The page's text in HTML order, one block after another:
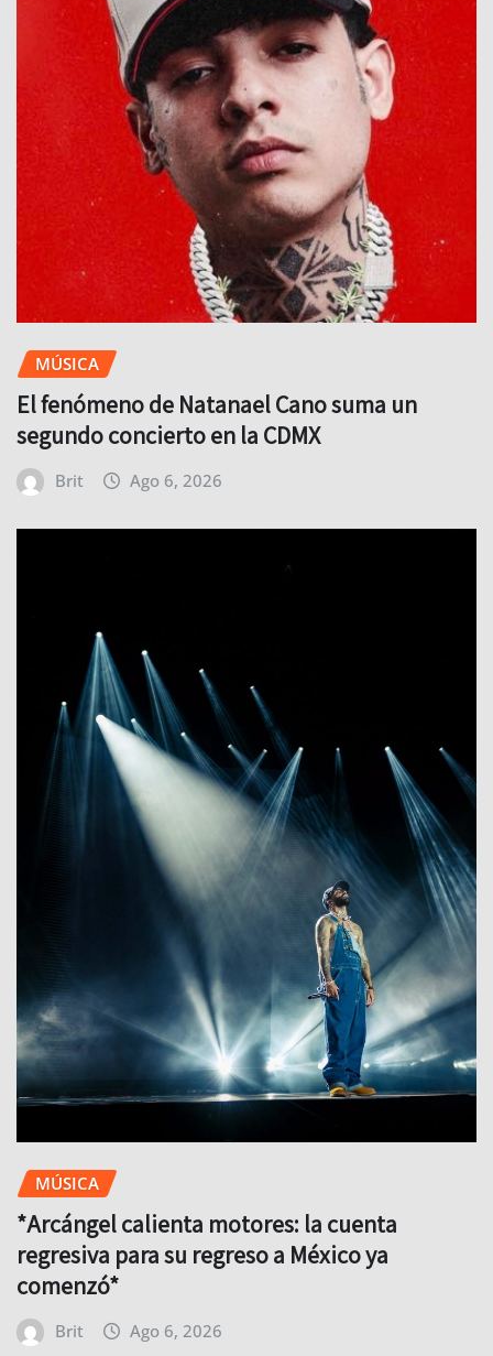
MÚSICA
El fenómeno de Natanael Cano suma un
segundo concierto en la CDMX
Brit Ago 6, 2026
MÚSICA
*Arcángel calienta motores: la cuenta
regresiva para su regreso a México ya
comenzó*
Brit Ago 6, 2026